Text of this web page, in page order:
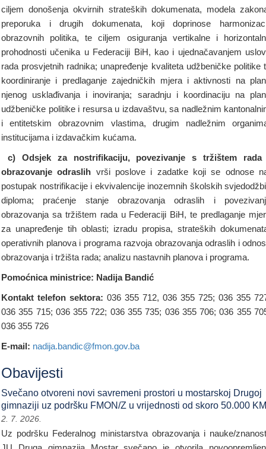
ciljem donošenja okvirnih strateških dokumenata, modela
preporuka i drugih dokumenata, koji doprinose
obrazovnih politika, te ciljem osiguranja vertikalne i
prohodnosti učenika u Federaciji BiH, kao i ujednačavanjem
rada prosvjetnih radnika; unapređenje kvaliteta udžbeničke politike
koordiniranje i predlaganje zajedničkih mjera i aktivnosti na
njenog usklađivanja i inoviranja; saradnju i koordinaciju na
udžbeničke politike i resursa u izdavaštvu, sa nadležnim
i entitetskim obrazovnim vlastima, drugim nadležnim
institucijama i izdavačkim kućama.
c) Odsjek za nostrifikaciju, povezivanje s tržištem
obrazovanje odraslih vrši poslove i zadatke koji se odnose
postupak nostrifikacije i ekvivalencije inozemnih školskih
diploma; praćenje stanje obrazovanja odraslih i
obrazovanja sa tržištem rada u Federaciji BiH, te predlaganje
za unapređenje tih oblasti; izradu propisa, strateških
operativnih planova i programa razvoja obrazovanja odraslih i
obrazovanja i tržišta rada; analizu nastavnih planova i programa.
Pomoćnica ministrice: Nadija Bandić
Kontakt telefon sektora: 036 355 712, 036 355 725; 036 355
036 355 715; 036 355 722; 036 355 735; 036 355 706; 036 355
036 355 726
E-mail: nadija.bandic@fmon.gov.ba
Obavijesti
Svečano otvoreni novi savremeni prostori u mostarskoj Drugoj
gimnaziji uz podršku FMON/Z u vrijednosti od skoro 50.000 KM
2. 7. 2026.
Uz podršku Federalnog ministarstva obrazovanja i nauke/